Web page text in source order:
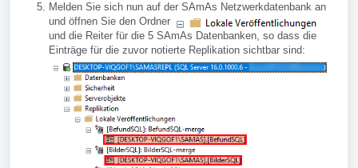
Melden Sie sich nun auf der SAmAs Netzwerkdatenbank an
und öffnen Sie den Ordner
und die Reiter für die 5 SAmAs Datenbanken, so dass die
Einträge für die zuvor notierte Replikation sichtbar sind: